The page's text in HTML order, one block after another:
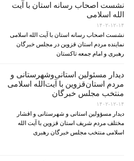
نشست اصحاب رسانه استان با آیت
الله اسلامی
۱۴۰۲-۱۲-۱۴
نشست اصحاب رسانه استان با آیت الله اسلامی
نماینده مردم استان قزوین در مجلس خبرگان
رهبری و امام جمعه تاکستان
دیدار مسئولین استانی‌وشهرستانی و
مردم‌ استان‌قزوین با آیت‌الله‌ اسلامی
منتخب مجلس‌ خبرگان
۱۴۰۲-۱۲-۱۴
دیدار مسؤولین استانی و شهرستانی و اقشار
مختلف مردم شریف استان قزوین با آیت الله
اسلامی منتخب مجلس خبرگان رهبری